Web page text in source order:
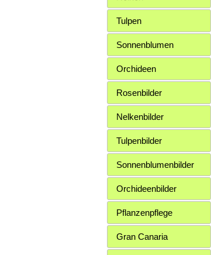
Tulpen
Sonnenblumen
Orchideen
Rosenbilder
Nelkenbilder
Tulpenbilder
Sonnenblumenbilder
Orchideenbilder
Pflanzenpflege
Gran Canaria